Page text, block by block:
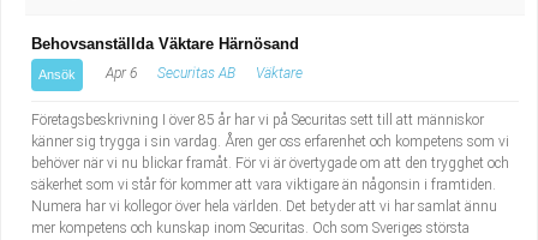
Behovsanställda Väktare Härnösand
Ansök Apr 6 Securitas AB Väktare
Företagsbeskrivning I över 85 år har vi på Securitas sett till att människor
känner sig trygga i sin vardag. Åren ger oss erfarenhet och kompetens som vi
behöver när vi nu blickar framåt. För vi är övertygade om att den trygghet och
säkerhet som vi står för kommer att vara viktigare än någonsin i framtiden.
Numera har vi kollegor över hela världen. Det betyder att vi har samlat ännu
mer kompetens och kunskap inom Securitas. Och som Sveriges största